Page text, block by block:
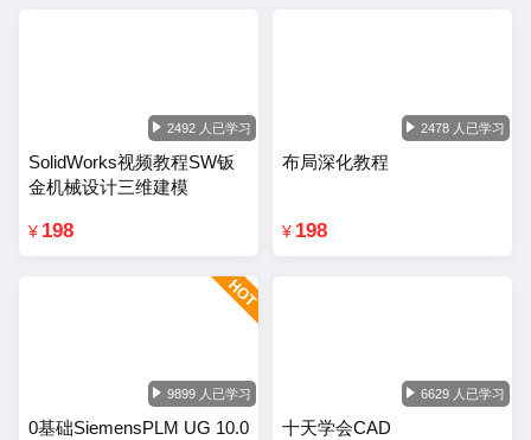
2492 人已学习
SolidWorks视频教程SW钣
金机械设计三维建模
¥ 198
2478 人已学习
布局深化教程
¥ 198
9899 人已学习
0基础SiemensPLM UG 10.0
6629 人已学习
十天学会CAD